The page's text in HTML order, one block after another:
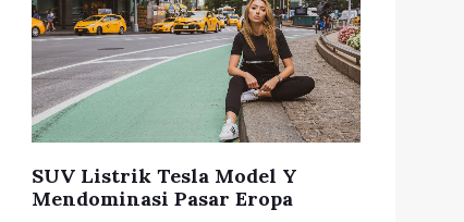
SUV Listrik Tesla Model Y
Mendominasi Pasar Eropa